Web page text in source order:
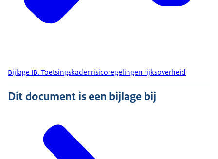
Bijlage IB. Toetsingskader risicoregelingen rijksoverheid
Dit document is een bijlage bij